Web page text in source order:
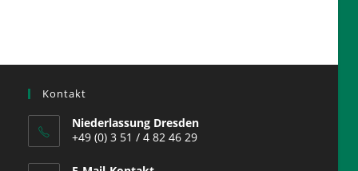
Kontakt
Niederlassung Dresden
+49 (0) 3 51 / 4 82 46 29